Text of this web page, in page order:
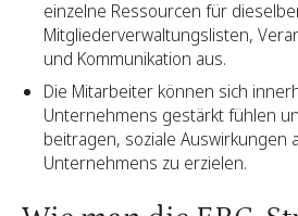
einzelne Ressourcen für
Mitgliederverwaltungslisten,
und Kommunikation aus.
Die Mitarbeiter können sich
Unternehmens gestärkt fühlen
beitragen, soziale Auswirkungen
Unternehmens zu erzielen.